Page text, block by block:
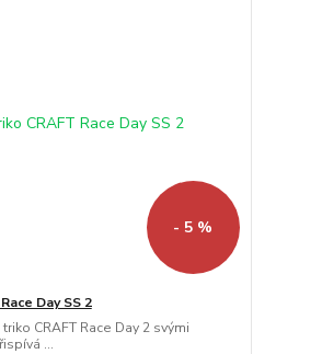
- 5 %
Day SS 2
CRAFT Race Day 2 svými
...